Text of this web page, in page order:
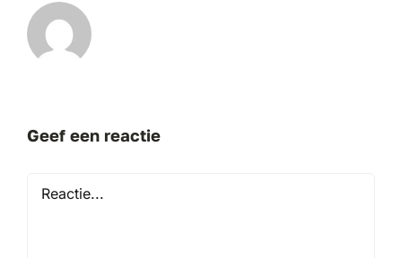
Geef een reactie